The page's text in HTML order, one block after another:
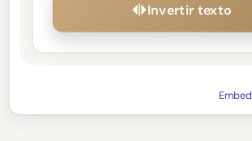
Invertir texto